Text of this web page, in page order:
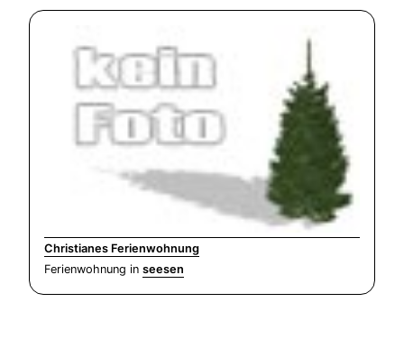
Christianes Ferienwohnung
Ferienwohnung in seesen